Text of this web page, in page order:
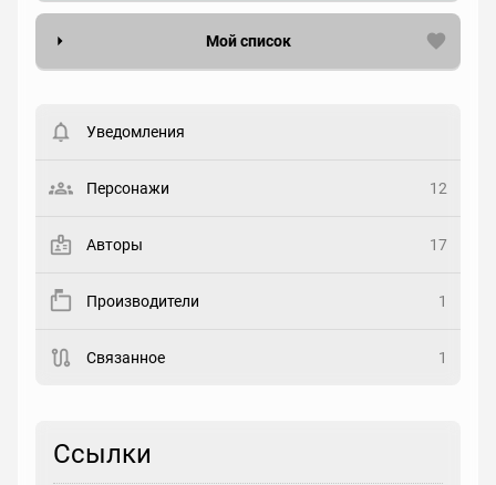
Мой список
Статус
Рейтинг
Реакция
Уведомления
Персонажи 12
Авторы 17
Производители 1
Связанное 1
Ссылки